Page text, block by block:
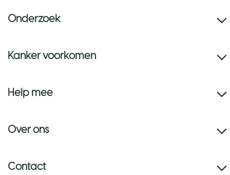
Onderzoek
Kanker voorkomen
Help mee
Over ons
Contact